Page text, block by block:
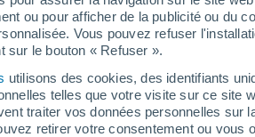
ou pour afficher de la publicité ou du
Vous pouvez refuser
sur le bouton « Refuser ».
utilisons des cookies, des identifiants
telles que votre visite sur ce site
traiter vos données personnelles sur
retirer votre consentement ou vous
19°
Jezkazgan
27°
Karagandy